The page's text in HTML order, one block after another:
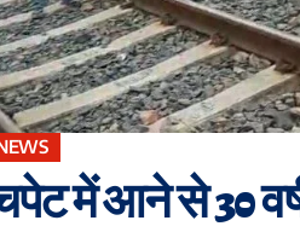
में आने से 30